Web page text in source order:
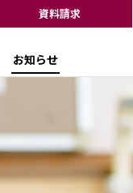
お知らせ
資料請求